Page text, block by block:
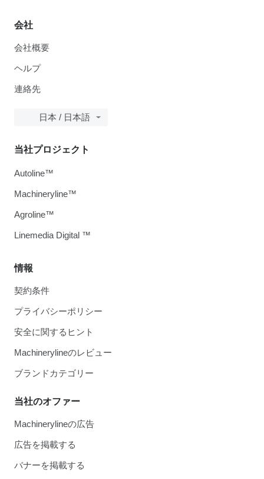
会社
会社概要
ヘルプ
連絡先
日本 / 日本語
情報
契約条件
プライバシーポリシー
安全に関するヒント
Machinerylineのレビュー
ブランドカテゴリー
当社のオファー
Machinerylineの広告
広告を掲載する
バナーを掲載する
当社プロジェクト
Autoline™
Machineryline™
Agroline™
Linemedia Digital ™